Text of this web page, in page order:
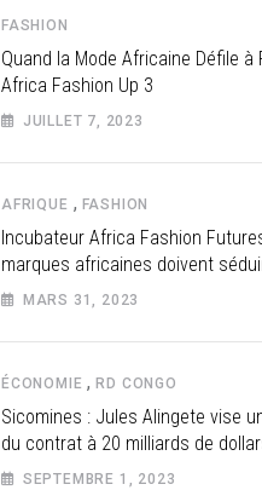
FASHION
Quand la Mode Africaine Défile à
Africa Fashion Up 3
JUILLET 7, 2023
AFRIQUE , FASHION
Incubateur Africa Fashion
marques africaines doivent
les investisseurs »
MARS 31, 2023
ÉCONOMIE ,RD CONGO
Sicomines : Jules Alingete vise
du contrat à 20 milliards de
SEPTEMBRE 1, 2023